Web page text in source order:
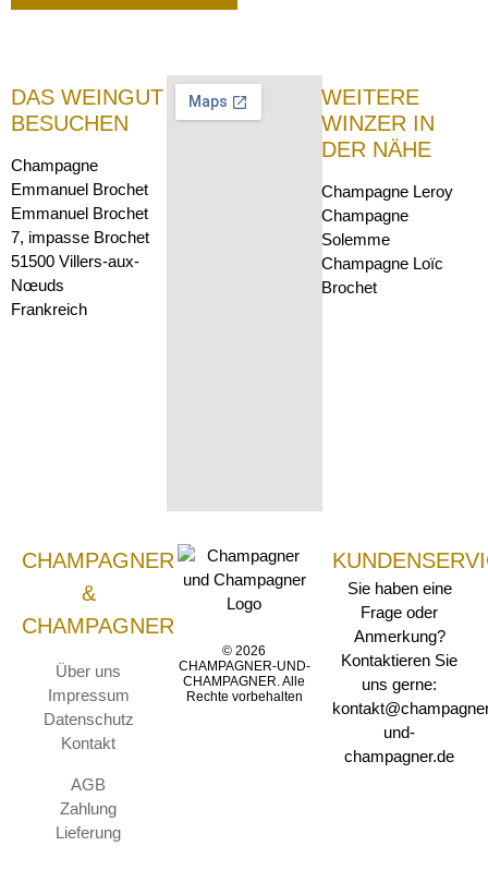
DAS WEINGUT
BESUCHEN
Champagne
Emmanuel Brochet
Emmanuel Brochet
7, impasse Brochet
51500 Villers-aux-
Nœuds
Frankreich
WEITERE
WINZER IN
DER NÄHE
Champagne Leroy
Champagne
Solemme
Champagne Loïc
Brochet
CHAMPAGNER
&
CHAMPAGNER
Über uns
Impressum
Datenschutz
Kontakt
AGB
Zahlung
Lieferung
© 2026
CHAMPAGNER-UND-
CHAMPAGNER. Alle
Rechte vorbehalten
Sie haben eine
Frage oder
Anmerkung?
Kontaktieren Sie
uns gerne:
und-
champagner.de